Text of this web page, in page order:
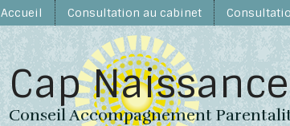
Accueil Consultation au cabinet
Cap Naissance
Conseil Accompagnement